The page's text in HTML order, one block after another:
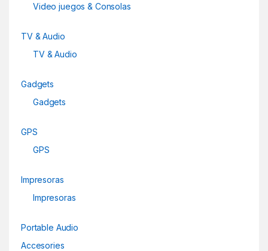
Video juegos & Consolas
TV & Audio
TV & Audio
Gadgets
Gadgets
GPS
GPS
Impresoras
Impresoras
Portable Audio
Accesories